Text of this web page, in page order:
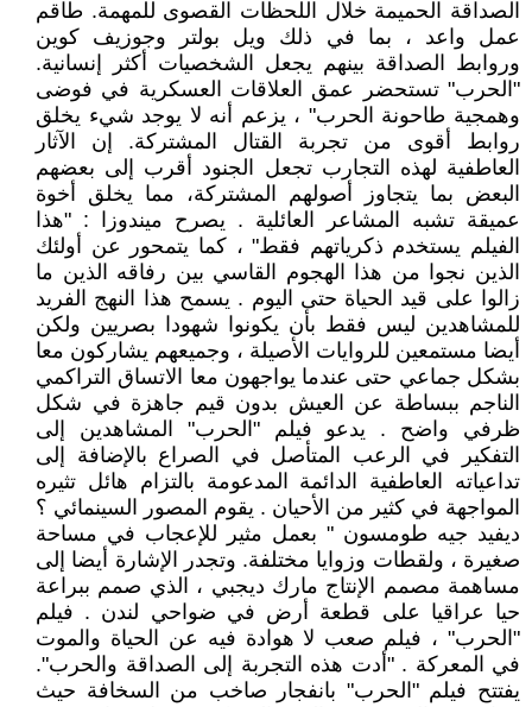
الصداقة الحميمة خلال اللحظات القصوى للمهمة. طاقم
عمل واعد ، بما في ذلك ويل بولتر وجوزيف كوين
وروابط الصداقة بينهم يجعل الشخصيات أكثر إنسانية.
"الحرب" تستحضر عمق العلاقات العسكرية في فوضى
وهمجية طاحونة الحرب" ، يزعم أنه لا يوجد شيء يخلق
روابط أقوى من تجربة القتال المشتركة. إن الآثار
العاطفية لهذه التجارب تجعل الجنود أقرب إلى بعضهم
البعض بما يتجاوز أصولهم المشتركة، مما يخلق أخوة
عميقة تشبه المشاعر العائلية . يصرح ميندوزا : "هذا
الفيلم يستخدم ذكرياتهم فقط" ، كما يتمحور عن أولئك
الذين نجوا من هذا الهجوم القاسي بين رفاقه الذين ما
زالوا على قيد الحياة حتى اليوم . يسمح هذا النهج الفريد
للمشاهدين ليس فقط بأن يكونوا شهودا بصريين ولكن
أيضا مستمعين للروايات الأصيلة ، وجميعهم يشاركون معا
بشكل جماعي حتى عندما يواجهون معا الاتساق التراكمي
الناجم ببساطة عن العيش بدون قيم جاهزة في شكل
ظرفي واضح . يدعو فيلم "الحرب" المشاهدين إلى
التفكير في الرعب المتأصل في الصراع بالإضافة إلى
تداعياته العاطفية الدائمة المدعومة بالتزام هائل تثيره
المواجهة في كثير من الأحيان . يقوم المصور السينمائي ؟
ديفيد جيه طومسون " بعمل مثير للإعجاب في مساحة
صغيرة ، ولقطات وزوايا مختلفة. وتجدر الإشارة أيضا إلى
مساهمة مصمم الإنتاج مارك ديجبي ، الذي صمم ببراعة
حيا عراقيا على قطعة أرض في ضواحي لندن . فيلم
"الحرب" ، فيلم صعب لا هوادة فيه عن الحياة والموت
في المعركة . "أدت هذه التجربة إلى الصداقة والحرب".
يفتتح فيلم "الحرب" بانفجار صاخب من السخافة حيث